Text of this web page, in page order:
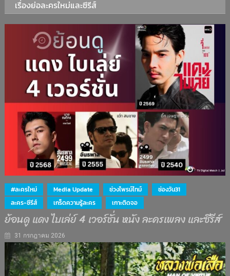
เรื่องย่อละครใหม่และซีรีส์
#ละครใหม่ Media Update ช่วงไพรม์ไทม์
ช่องวัน31
ละคร-ซีรีส์
เกร็ดความรู้ละคร เกาะติดจอ
ย้อนดู แดง ไบเล่ย์ 4 เวอร์ชั่น หนัง ละครเพลง และซีรีส์
31 กรกฎาคม 2026